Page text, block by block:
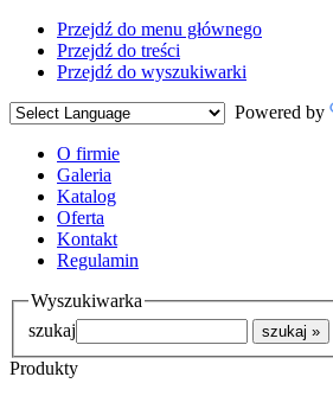
Przejdź do menu głównego
Przejdź do treści
Przejdź do wyszukiwarki
Powered by
O firmie
Galeria
Katalog
Oferta
Kontakt
Regulamin
Wyszukiwarka
szukaj
Produkty